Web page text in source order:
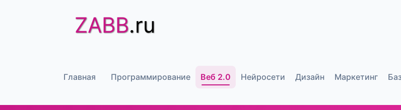
ZABB.ru
Главная Программирование Веб 2.0 Нейросети Дизайн Маркетинг